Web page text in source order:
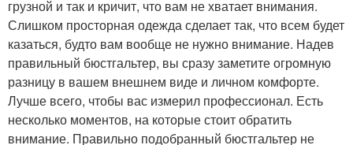
грузной и так и кричит, что вам не хватает внимания.
Слишком просторная одежда сделает так, что всем будет
казаться, будто вам вообще не нужно внимание. Надев
правильный бюстгальтер, вы сразу заметите огромную
разницу в вашем внешнем виде и личном комфорте.
Лучше всего, чтобы вас измерил профессионал. Есть
несколько моментов, на которые стоит обратить
внимание. Правильно подобранный бюстгальтер не